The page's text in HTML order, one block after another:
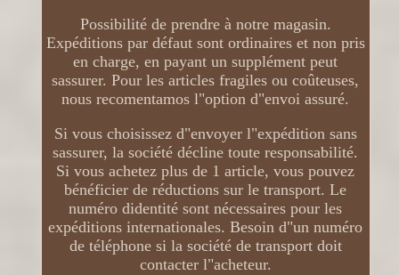
Possibilité de prendre à notre magasin.
Expéditions par défaut sont ordinaires et non pris
en charge, en payant un supplément peut
sassurer. Pour les articles fragiles ou coûteuses,
nous recomentamos l"option d"envoi assuré.
Si vous choisissez d"envoyer l"expédition sans
sassurer, la société décline toute responsabilité.
Si vous achetez plus de 1 article, vous pouvez
bénéficier de réductions sur le transport. Le
numéro didentité sont nécessaires pour les
expéditions internationales. Besoin d"un numéro
de téléphone si la société de transport doit
contacter l"acheteur.